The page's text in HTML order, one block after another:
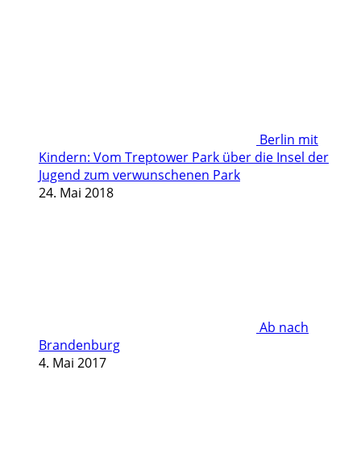
Berlin mit
Kindern: Vom Treptower Park über die Insel der
Jugend zum verwunschenen Park
24. Mai 2018
Ab nach
Brandenburg
4. Mai 2017